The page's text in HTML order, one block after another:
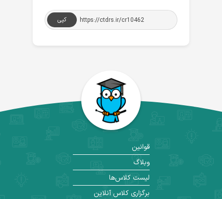
کپی
قوانین
وبلاگ
لیست کلاس‌ها
برگزاری کلاس آنلاین